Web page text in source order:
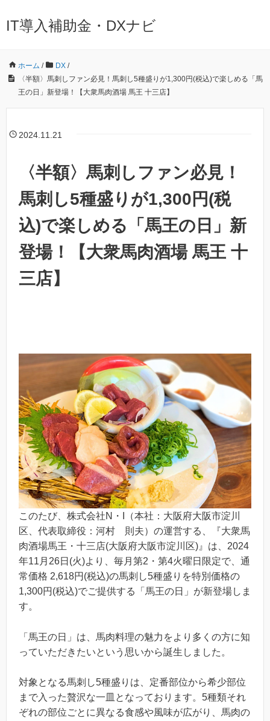
IT導入補助金・DXナビ
ホーム / DX /
〈半額〉馬刺しファン必見！馬刺し5種盛りが1,300円(税込)で楽しめる「馬
王の日」新登場！【大衆馬肉酒場 馬王 十三店】
2024.11.21
〈半額〉馬刺しファン必見！
馬刺し5種盛りが1,300円(税
込)で楽しめる「馬王の日」新
登場！【大衆馬肉酒場 馬王 十
三店】
このたび、株式会社N・I（本社：大阪府大阪市淀川
区、代表取締役：河村 則夫）の運営する、『大衆馬
肉酒場馬王・十三店(大阪府大阪市淀川区)』は、2024
年11月26日(火)より、毎月第2・第4火曜日限定で、通
常価格 2,618円(税込)の馬刺し5種盛りを特別価格の
1,300円(税込)でご提供する「馬王の日」が新登場しま
す。
「馬王の日」は、馬肉料理の魅力をより多くの方に知
っていただきたいという思いから誕生しました。
対象となる馬刺し5種盛りは、定番部位から希少部位
まで入った贅沢な一皿となっております。5種類それ
ぞれの部位ごとに異なる食感や風味が広がり、馬肉の